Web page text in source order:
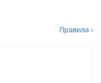
Правила ›